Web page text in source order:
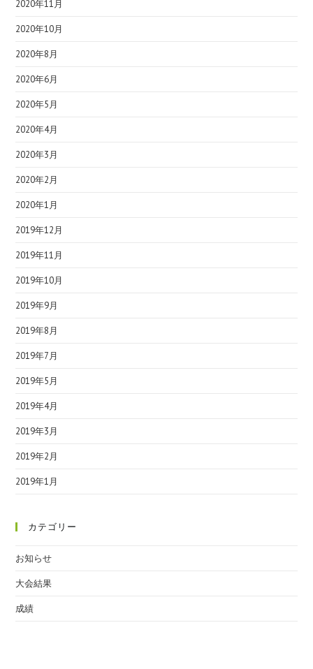
2020年11月
2020年10月
2020年8月
2020年6月
2020年5月
2020年4月
2020年3月
2020年2月
2020年1月
2019年12月
2019年11月
2019年10月
2019年9月
2019年8月
2019年7月
2019年5月
2019年4月
2019年3月
2019年2月
2019年1月
カテゴリー
お知らせ
大会結果
成績